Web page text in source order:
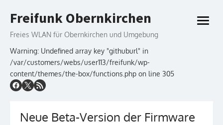
to
Freifunk Obernkirchen
Freies WLAN für Obernkirchen und Umgebung
Warning: Undefined array key "githuburl" in
/var/customers/webs/user113/freifunk/wp-
content/themes/the-box/functions.php on line 305
open
Neue Beta-Version der Firmware